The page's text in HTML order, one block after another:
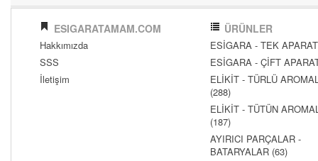
ESIGARATAMAM.COM
Hakkımızda
SSS
İletişim
ÜRÜNLER
ESİGARA - TEK
ESİGARA - ÇİFT
ELİKİT - TÜRLÜ
(288)
ELİKİT - TÜTÜN
(187)
AYIRICI PARÇALAR -
BATARYALAR (63)